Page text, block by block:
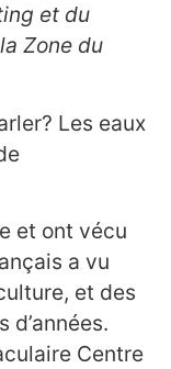
et du
Zone du
Les eaux
et ont vécu
a vu
et des
Centre